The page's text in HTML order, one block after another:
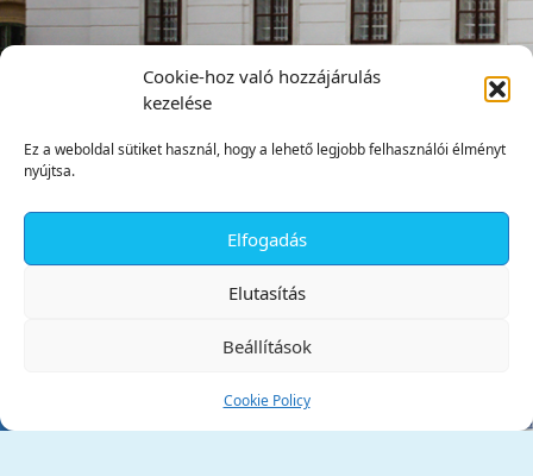
Cookie-hoz való hozzájárulás
kezelése
Ez a weboldal sütiket használ, hogy a lehető legjobb felhasználói élményt
nyújtsa.
Elfogadás
Elutasítás
Beállítások
Cookie Policy
Tata Város Önkormányzata
✕